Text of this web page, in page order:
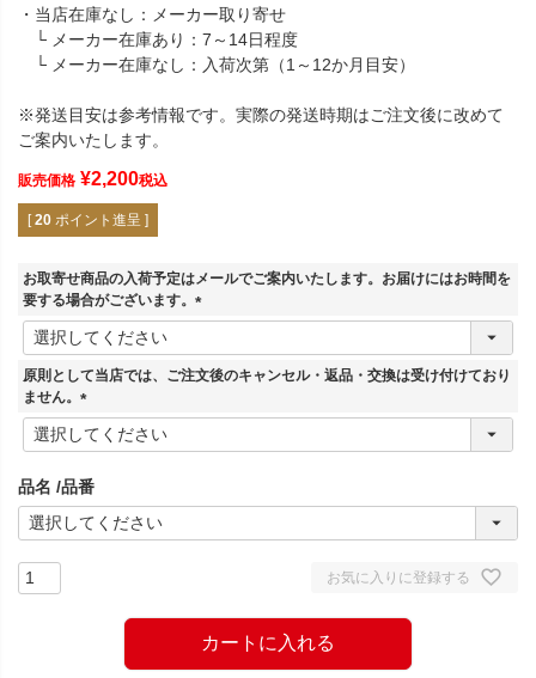
・当店在庫なし：メーカー取り寄せ
└ メーカー在庫あり：7～14日程度
└ メーカー在庫なし：入荷次第（1～12か月目安）
※発送目安は参考情報です。実際の発送時期はご注文後に改めて
ご案内いたします。
販売価格 ¥2,200税込
[ 20 ポイント進呈 ]
お取寄せ商品の入荷予定はメールでご案内いたします。お届けにはお時間を
要する場合がございます。
(
須
原則として当店では、ご注文後のキャンセル・返品・交換は受け付けており
ません。
(
必
)
品名 品番
お気に入りに登録する
カートに入れる